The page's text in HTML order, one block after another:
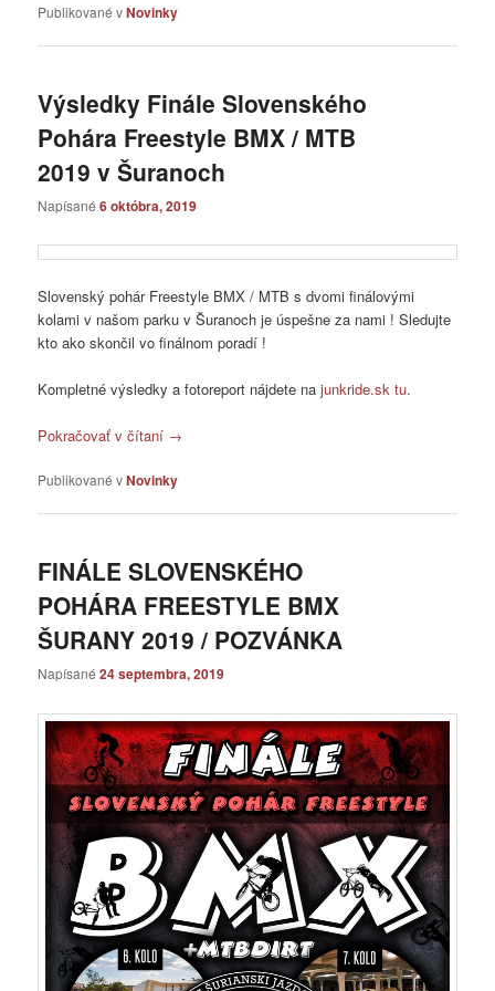
Publikované vNovinky
Výsledky Finále Slovenského
Pohára Freestyle BMX / MTB
2019 v Šuranoch
Napísané6 októbra, 2019
Slovenský pohár Freestyle BMX / MTB s dvomi finálovými
kolami v našom parku v Šuranoch je úspešne za nami ! Sledujte
kto ako skončil vo finálnom poradí !
Kompletné výsledky a fotoreport nájdete najunkride.sk tu.
Pokračovať v čítaní →
Publikované vNovinky
FINÁLE SLOVENSKÉHO
POHÁRA FREESTYLE BMX
ŠURANY 2019 / POZVÁNKA
Napísané24 septembra, 2019